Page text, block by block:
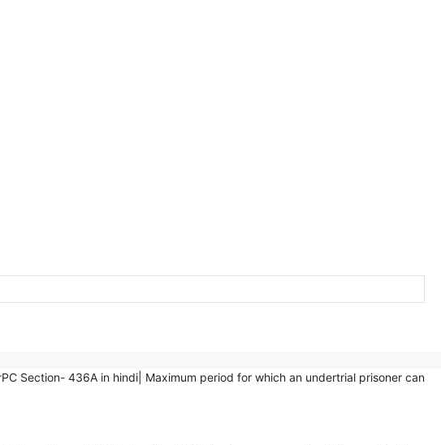
है | CrPC Section- 436A in hindi| Maximum period for which an undertrial prisoner can